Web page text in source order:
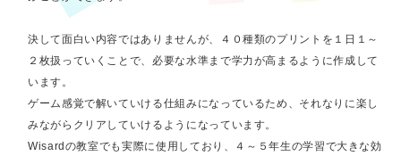
決して面白い内容ではありませんが、４０種類のプリントを１日１～
２枚扱っていくことで、必要な水準まで学力が高まるように作成して
います。
ゲーム感覚で解いていける仕組みになっているため、それなりに楽し
みながらクリアしていけるようになっています。
Wisardの教室でも実際に使用しており、４～５年生の学習で大きな効